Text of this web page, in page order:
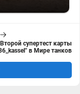
Второй супертест карты
в Мире танков